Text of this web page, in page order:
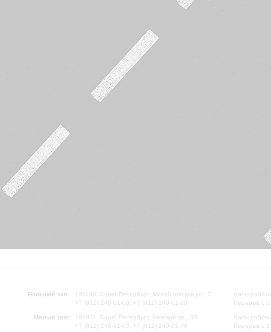
Большой зал:
191186, Санкт-Петербург, Михайловская ул., 2
+7 (812) 240-01-00, +7 (812) 240-01-80
Малый зал:
191011, Санкт-Петербург, Невский пр., 30
+7 (812) 240-01-00, +7 (812) 240-01-70
Часы
Перерыв с
Часы
Перерыв с